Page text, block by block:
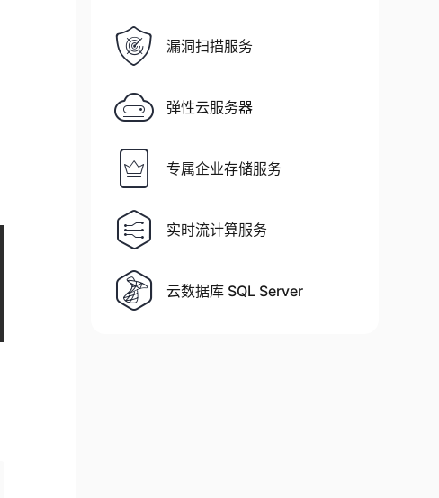
漏洞扫描服务
弹性云服务器
专属企业存储服务
实时流计算服务
云数据库 SQL Server